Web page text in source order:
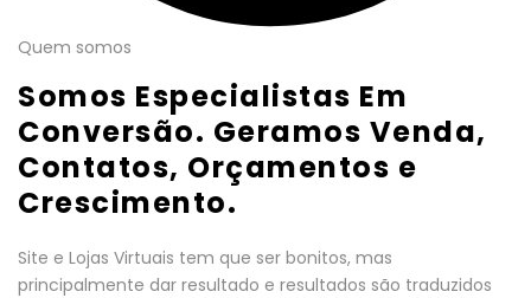
Quem somos
Somos Especialistas Em
Conversão. Geramos Venda,
Contatos, Orçamentos e
Crescimento.
Site e Lojas Virtuais tem que ser bonitos, mas
principalmente dar resultado e resultados são traduzidos